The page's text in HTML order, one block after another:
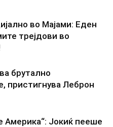
во Мајами: Еден
трејдови во
брутално
пристигнува Леброн
Америка“: Јокиќ пееше